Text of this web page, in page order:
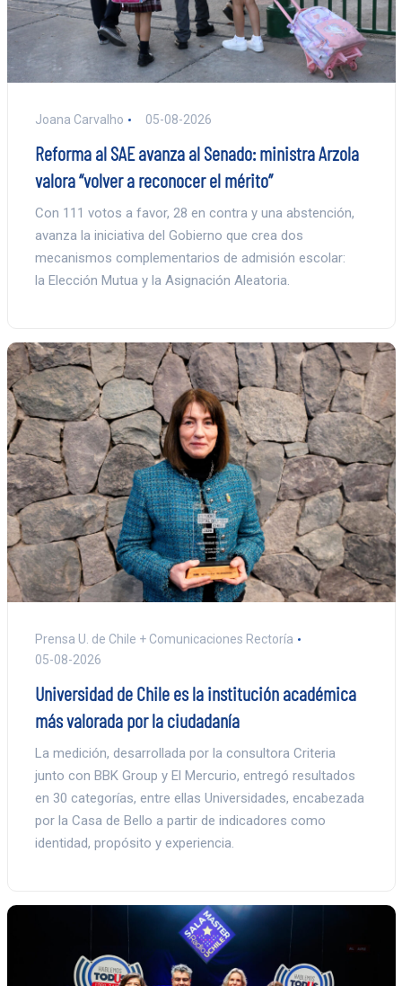
Joana Carvalho 05-08-2026
Reforma al SAE avanza al Senado: ministra Arzola
valora “volver a reconocer el mérito”
Con 111 votos a favor, 28 en contra y una abstención,
avanza la iniciativa del Gobierno que crea dos
mecanismos complementarios de admisión escolar:
la Elección Mutua y la Asignación Aleatoria.
Prensa U. de Chile + Comunicaciones Rectoría
05-08-2026
Universidad de Chile es la institución académica
más valorada por la ciudadanía
La medición, desarrollada por la consultora Criteria
junto con BBK Group y El Mercurio, entregó resultados
en 30 categorías, entre ellas Universidades, encabezada
por la Casa de Bello a partir de indicadores como
identidad, propósito y experiencia.